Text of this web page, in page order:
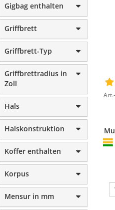
Gigbag enthalten
Griffbrett
Griffbrett-Typ
Griffbrettradius in
Zoll
Hals
Halskonstruktion
Koffer enthalten
Korpus
Mensur in mm